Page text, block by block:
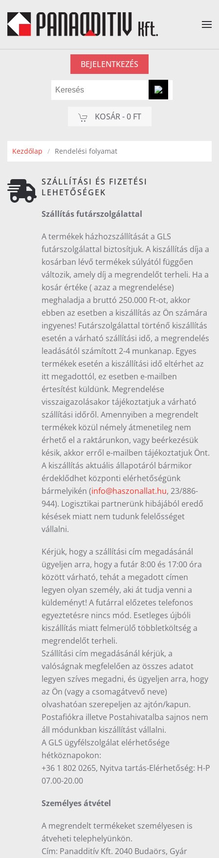
Fő tartalom átugrása
BEJELENTKEZÉS
KOSÁR -0 FT
Kezdőlap Rendelési folyamat
SZÁLLÍTÁSI ÉS FIZETÉSI
LEHETŐSÉGEK
Szállítás futárszolgálattal
A termékek házhozszállítását a GLS
futárszolgálattal biztosítjuk. A kiszállítás díja a
kosárban lévő termékek súlyától függően
változik, amely díj a megrendelőt terheli. Ha a
kosár értéke ( azaz a megrendelése)
meghaladja a bruttó 250.000 Ft-ot, akkor
ebben az esetben a kiszállítás az Ön számára
ingyenes! Futárszolgálattal történő kiszállítás
esetén a várható szállítási idő, a megrendelés
leadásától számított 2-4 munkanap. Egyes
termékek esetén a kiszállítási idő eltérhet az
itt megadottól, ez esetben e-mailben
értesítést küldünk. Megrendelése
visszaigazolásakor tájékoztatjuk a várható
szállítási időről. Amennyiben a megrendelt
termékek közül némely átmenetileg nem
érhető el a raktárunkon, vagy beérkezésük
késik, akkor erről e-mailben tájékoztatjuk Önt.
A kiszállítás aktuális állapotáról bármikor
érdeklődhet központi elérhetőségünk
bármelyikén (info@haszonallat.hu, 23/886-
944). Logisztikai partnerünk hibájából eredő
késések miatt nem tudunk felelősséget
vállalni.
Kérjük, hogy a szállítási cím megadásánál
ügyeljen arra, hogy a futár 8:00 és 17:00 óra
között várható, tehát a megadott címen
legyen olyan személy, aki át tudja venni a
küldeményt! A futárral előzetes telefonos
egyeztetésre nincs mód. Esetleges újbóli
kiszállítás miatt felmerülő többletköltség a
megrendelőt terheli.
Szállítási cím megadásánál kérjük, a
valóságnak megfelelően az összes adatot
legyen szíves megadni, és ügyeljen arra, hogy
az Ön (vagy a csomagátvevő neve)
olvashatóan szerepeljen az ajtón/kapun.
Postafiókra illetve Postahivatalba sajnos nem
áll módunkban kiszállítást vállalni.
A GLS ügyfélszolgálat elérhetősége
hétköznapokon:
+36 1 802 0265, Nyitva tartás-Elérhetőség: H-P
07.00-20.00
Személyes átvétel
A megrendelt termékeket személyesen is
átveheti telephelyünkön.
Cím: Panadditív Kft. 2040 Budaörs, Gyár